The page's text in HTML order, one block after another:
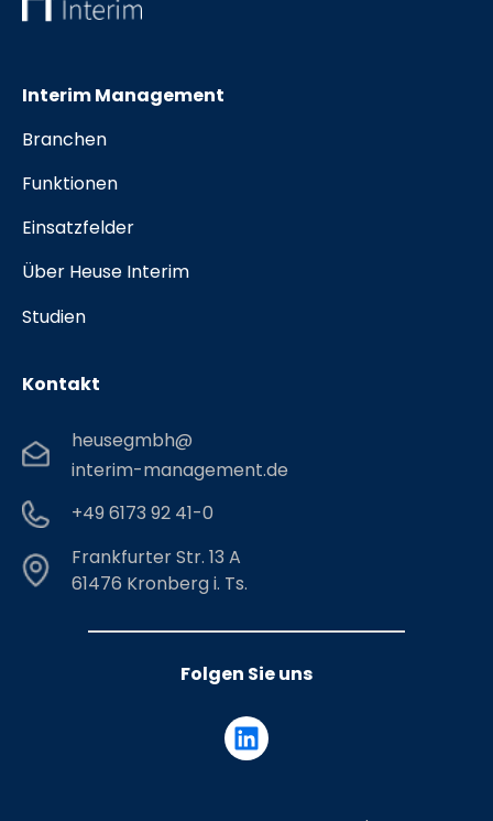
Interim Management
Branchen
Funktionen
Einsatzfelder
Über Heuse Interim
Studien
Kontakt
heusegmbh@
interim-management.de
+49 6173 92 41-0
Frankfurter Str. 13 A
61476 Kronberg i. Ts.
Folgen Sie uns